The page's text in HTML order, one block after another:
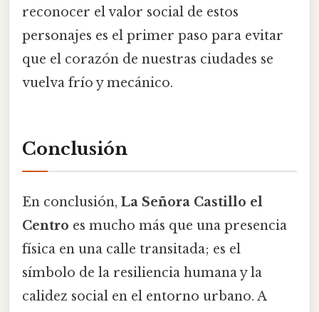
reconocer el valor social de estos
personajes es el primer paso para evitar
que el corazón de nuestras ciudades se
vuelva frío y mecánico.
Conclusión
En conclusión, La Señora Castillo el
Centro es mucho más que una presencia
física en una calle transitada; es el
símbolo de la resiliencia humana y la
calidez social en el entorno urbano. A